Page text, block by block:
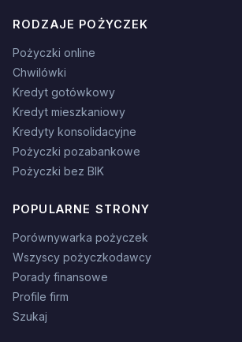
RODZAJE POŻYCZEK
Pożyczki online
Chwilówki
Kredyt gotówkowy
Kredyt mieszkaniowy
Kredyty konsolidacyjne
Pożyczki pozabankowe
Pożyczki bez BIK
POPULARNE STRONY
Porównywarka pożyczek
Wszyscy pożyczkodawcy
Porady finansowe
Profile firm
Szukaj